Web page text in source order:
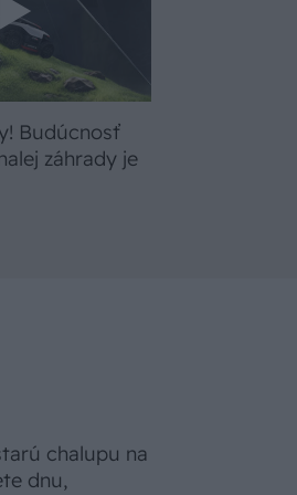
Budúcnosť
záhrady je
chalupu na
dnu,